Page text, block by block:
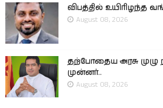
விபத்தில் உயிரிழந்த
August 08, 2026
தற்போதைய அரசு முழு
முன்னர்..
August 08, 2026